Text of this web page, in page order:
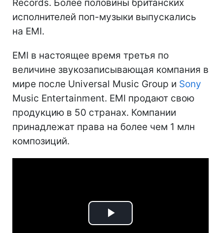
Records. Более половины британских
исполнителей поп-музыки выпускались
на EMI.
EMI в настоящее время третья по
величине звукозаписывающая компания в
мире после Universal Music Group и Sony
Music Entertainment. EMI продают свою
продукцию в 50 странах. Компании
принадлежат права на более чем 1 млн
композиций.
Play